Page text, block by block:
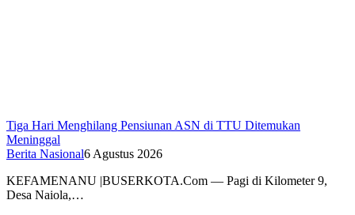
Tiga Hari Menghilang Pensiunan ASN di TTU Ditemukan
Meninggal
Berita Nasional6 Agustus 2026
KEFAMENANU |BUSERKOTA.Com — Pagi di Kilometer 9,
Desa Naiola,…